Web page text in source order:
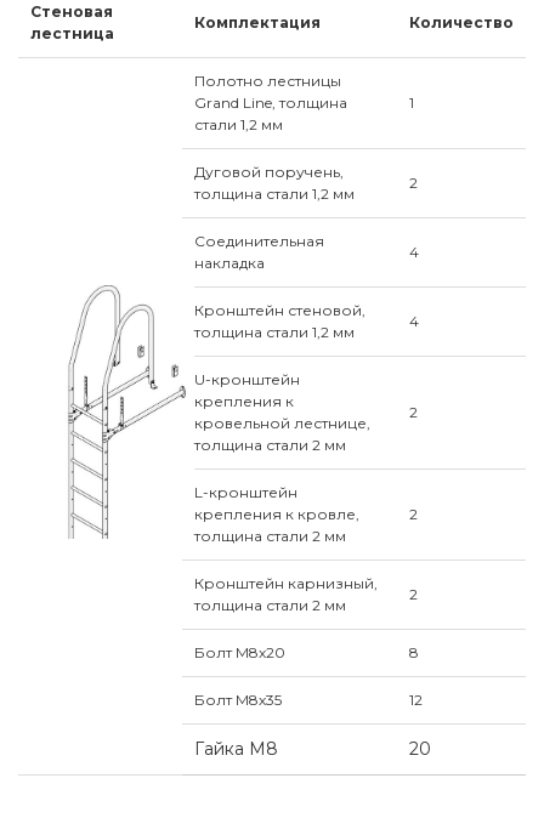
Стеновая
лестница
Комплектация Количество
Полотно лестницы
Grand Line, толщина
стали 1,2 мм
1
Дуговой поручень,
толщина стали 1,2 мм
2
Соединительная
накладка
4
Кронштейн стеновой,
толщина стали 1,2 мм
4
U-кронштейн
крепления к
кровельной лестнице,
толщина стали 2 мм
2
L-кронштейн
крепления к кровле,
толщина стали 2 мм
2
Кронштейн карнизный,
толщина стали 2 мм
2
Болт М8х20 8
Болт М8х35 12
Гайка М8 20